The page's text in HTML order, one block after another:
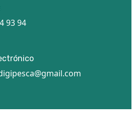
93 94